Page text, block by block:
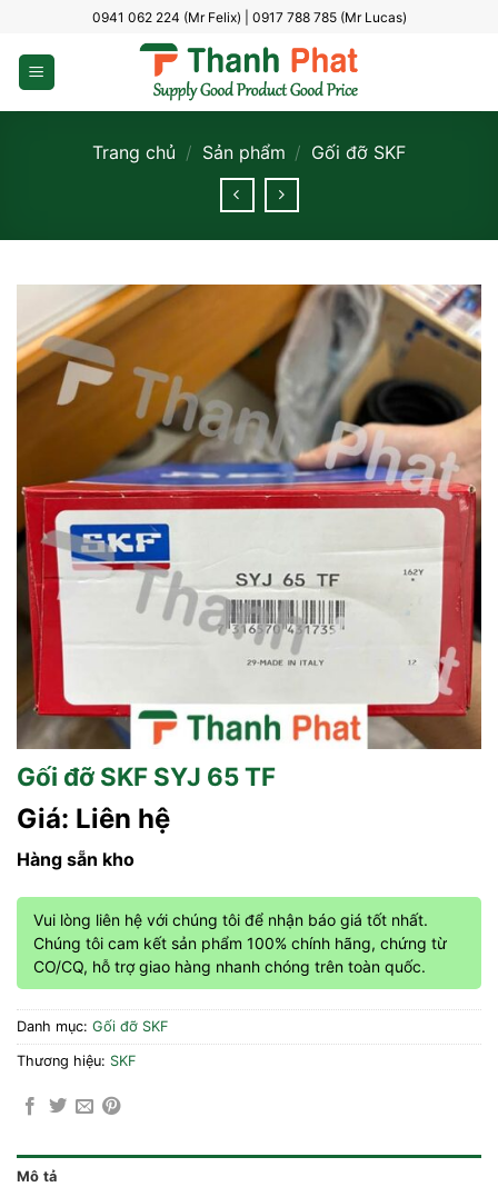
dung
0941 062 224 (Mr Felix) | 0917 788 785 (Mr Lucas)
Trang chủ / Sản phẩm / Gối đỡ SKF
Gối đỡ SKF SYJ 65 TF
Giá: Liên hệ
Hàng sẵn kho
Vui lòng liên hệ với chúng tôi để nhận báo giá tốt nhất.
Chúng tôi cam kết sản phẩm 100% chính hãng, chứng từ
CO/CQ, hỗ trợ giao hàng nhanh chóng trên toàn quốc.
Danh mục: Gối đỡ SKF
Thương hiệu: SKF
Mô tả